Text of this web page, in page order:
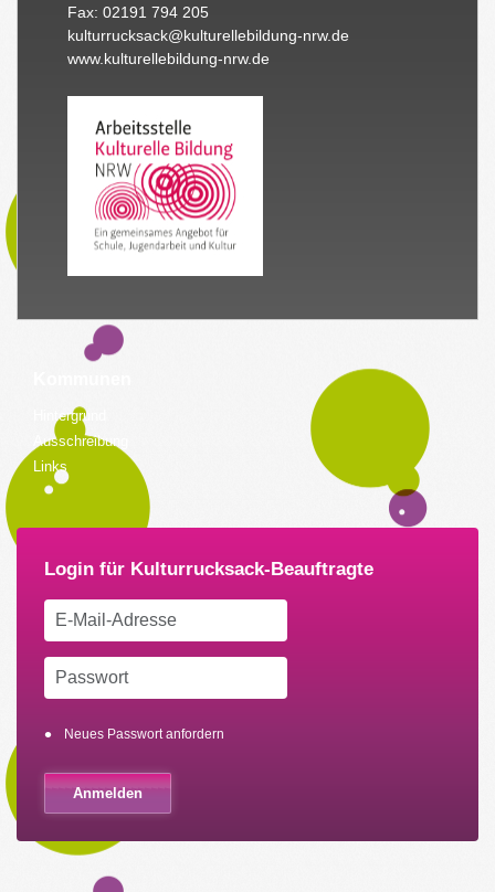
Fax: 02191 794 205
kulturrucksack@kulturellebildung-nrw.de
www.kulturellebildung-nrw.de
Hintergrund
Ausschreibung
Links
Neues Passwort anfordern